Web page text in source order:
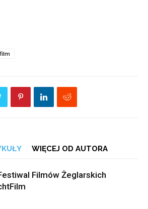
WIĘCEJ OD AUTORA
Filmów Żeglarskich